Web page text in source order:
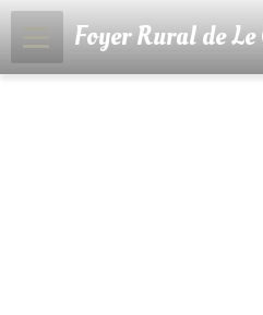
Foyer Rural de